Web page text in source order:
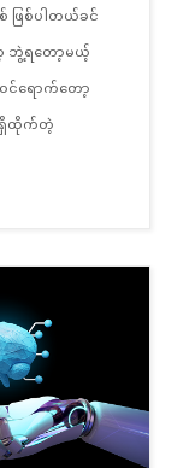
ဖြစ်ပါတယ်ခင်
ာ့ ဘွဲ့ရတော့မယ့်
ဝင်ရောက်တော့
ရှိထိုက်တဲ့